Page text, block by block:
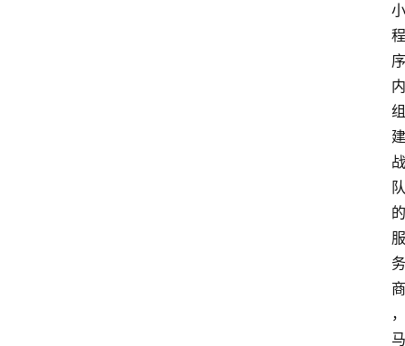
小
程
序
内
组
建
战
队
的
服
务
商
，
马